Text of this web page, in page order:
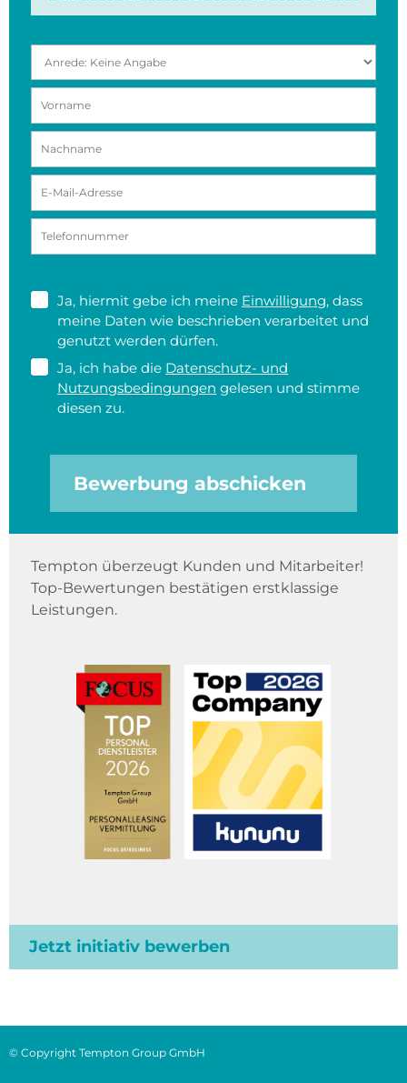
Ja, hiermit gebe ich meine Einwilligung, dass
meine Daten wie beschrieben verarbeitet und
genutzt werden dürfen.
Ja, ich habe die Datenschutz- und
Nutzungsbedingungen gelesen und stimme
diesen zu.
Bewerbung abschicken
Tempton überzeugt Kunden und Mitarbeiter!
Top-Bewertungen bestätigen erstklassige
Leistungen.
Jetzt initiativ bewerben
© Copyright Tempton Group GmbH